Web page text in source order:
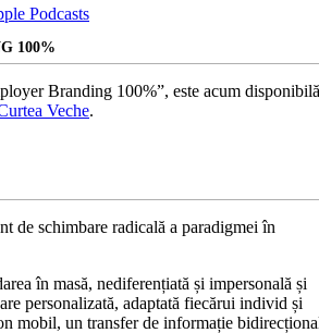
100%
Branding 100%”, este acum
Veche.
de schimbare radicală a paradigmei în
în masă, nediferențiată și impersonală și
personalizată, adaptată fiecărui individ și
mobil, un transfer de informație